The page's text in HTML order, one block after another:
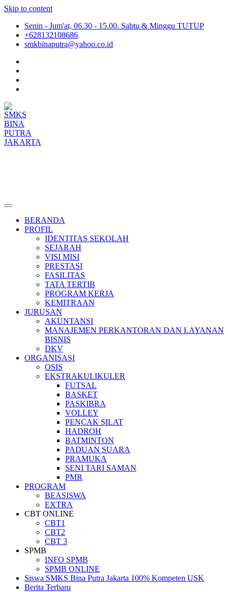
Skip to content
Senin - Jum'at, 06.30 - 15.00. Sabtu & Minggu TUTUP
+628132108686
smkbinaputra@yahoo.co.id
BERANDA
PROFIL
IDENTITAS SEKOLAH
SEJARAH
VISI MISI
PRESTASI
FASILITAS
TATA TERTIB
PROGRAM KERJA
KEMITRAAN
JURUSAN
AKUNTANSI
MANAJEMEN PERKANTORAN DAN LAYANAN
BISNIS
DKV
ORGANISASI
OSIS
EKSTRAKULIKULER
FUTSAL
BASKET
PASKIBRA
VOLLEY
PENCAK SILAT
HADROH
BATMINTON
PADUAN SUARA
PRAMUKA
SENI TARI SAMAN
PMR
PROGRAM
BEASISWA
EXTRA
CBT ONLINE
CBT1
CBT2
CBT 3
SPMB
INFO SPMB
SPMB ONLINE
Siswa SMKS Bina Putra Jakarta 100% Kompeten USK
Berita Terbaru